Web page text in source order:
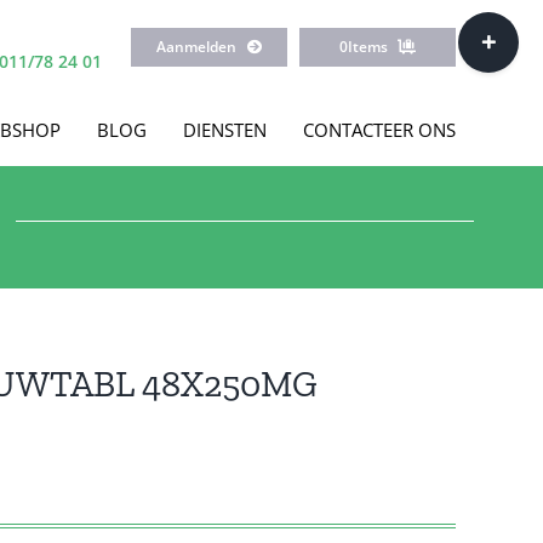
011/78 24 01
Aanmelden 0Items
BLOG DIENSTEN CONTACTEER ONS
48X250MG
Toggle
Sliding